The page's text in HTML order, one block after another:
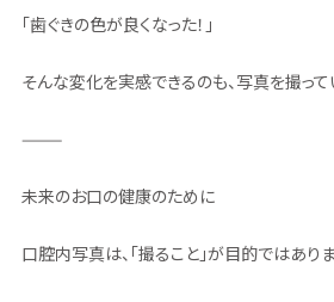
「歯ぐきの色が良くなった！」
そんな変化を実感できるのも、写真を撮って
⸻
未来のお口の健康のために
口腔内写真は、「撮ること」が目的ではありま